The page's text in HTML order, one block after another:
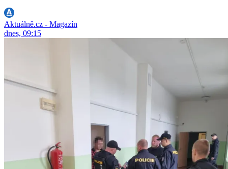
Aktuálně.cz - Magazín
dnes, 09:15